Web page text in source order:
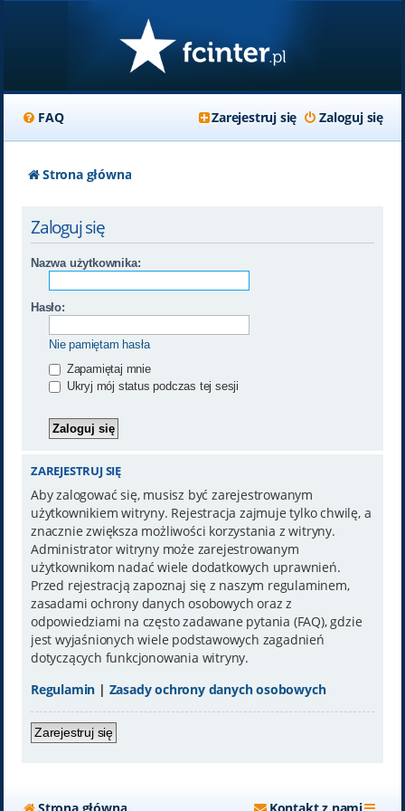
FAQ Zaloguj się
Zarejestruj się
Strona główna
Zaloguj się
Nazwa użytkownika:
Hasło:
Nie pamiętam hasła
Zapamiętaj mnie
Ukryj mój status podczas tej sesji
ZAREJESTRUJ SIĘ
Aby zalogować się, musisz być zarejestrowanym
użytkownikiem witryny. Rejestracja zajmuje tylko chwilę, a
znacznie zwiększa możliwości korzystania z witryny.
Administrator witryny może zarejestrowanym
użytkownikom nadać wiele dodatkowych uprawnień.
Przed rejestracją zapoznaj się z naszym regulaminem,
zasadami ochrony danych osobowych oraz z
odpowiedziami na często zadawane pytania (FAQ), gdzie
jest wyjaśnionych wiele podstawowych zagadnień
dotyczących funkcjonowania witryny.
Regulamin | Zasady ochrony danych osobowych
Zarejestruj się
Strona główna Kontakt z nami